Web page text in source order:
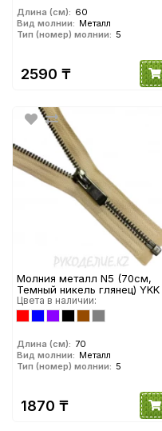
Длина (см): 60
Вид молнии: Металл
Тип (номер) молнии: 5
2590 ₸
Молния металл N5 (70см,
Темный никель глянец) YKK
Цвета в наличии:
Длина (см): 70
Вид молнии: Металл
Тип (номер) молнии: 5
1870 ₸